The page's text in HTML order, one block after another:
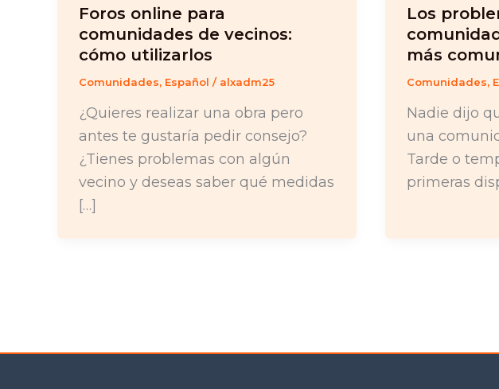
Foros online para
comunidades de vecinos:
cómo utilizarlos
Comunidades, Español / alxadm25
¿Quieres realizar una obra pero
antes te gustaría pedir consejo?
¿Tienes problemas con algún
vecino y deseas saber qué medidas
[…]
Los
más
Comunidades,
Nadie dijo
una
Tarde o
primeras